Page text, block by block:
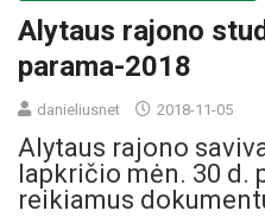
Alytaus rajono
parama-2018
danieliusnet 2018-11-05
Alytaus rajono
lapkričio mėn. 30 d.
reikiamus